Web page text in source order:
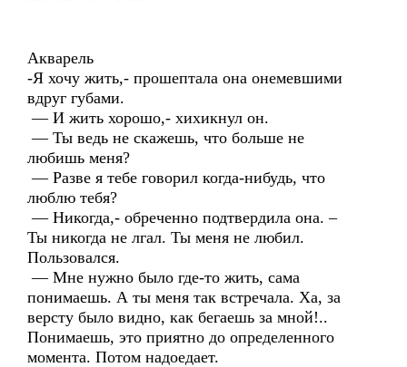
Акварель
-Я хочу жить,- прошептала она онемевшими
вдруг губами.
— И жить хорошо,- хихикнул он.
— Ты ведь не скажешь, что больше не
любишь меня?
— Разве я тебе говорил когда-нибудь, что
люблю тебя?
— Никогда,- обреченно подтвердила она. –
Ты никогда не лгал. Ты меня не любил.
Пользовался.
— Мне нужно было где-то жить, сама
понимаешь. А ты меня так встречала. Ха, за
версту было видно, как бегаешь за мной!..
Понимаешь, это приятно до определенного
момента. Потом надоедает.